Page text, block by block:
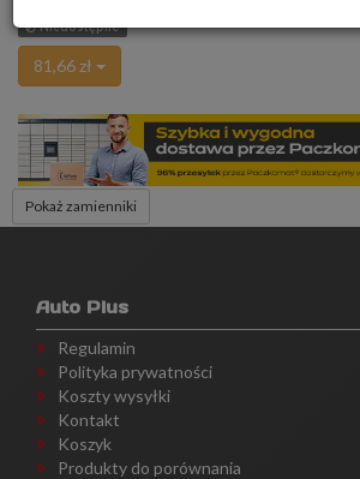
Niedostępne
81,66 zł
Pokaż zamienniki
Auto Plus
Regulamin
Polityka prywatności
Koszty wysyłki
Kontakt
Koszyk
Produkty do porównania